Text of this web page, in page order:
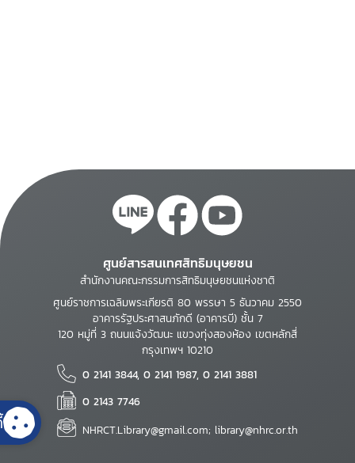
ศูนย์สารสนเทศสิทธิมนุษยชน
สำนักงานคณะกรรมการสิทธิมนุษยชนแห่งชาติ
ศูนย์ราชการเฉลิมพระเกียรติ 80 พรรษา 5 ธันวาคม 2550
อาคารรัฐประศาสนภักดี (อาคารบี) ชั้น 7
120 หมู่ที่ 3 ถนนแจ้งวัฒนะ แขวงทุ่งสองห้อง เขตหลักสี่
กรุงเทพฯ 10210
0 2141 3844, 0 2141 1987, 0 2141 3881
0 2143 7746
NHRCT.Library@gmail.com; library@nhrc.or.th